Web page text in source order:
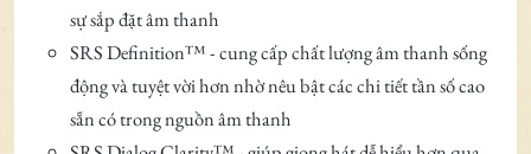
sự sắp đặt âm thanh
SRS Definition™ - cung cấp chất lượng âm thanh sống
động và tuyệt vời hơn nhờ nêu bật các chi tiết tần số cao
sẵn có trong nguồn âm thanh